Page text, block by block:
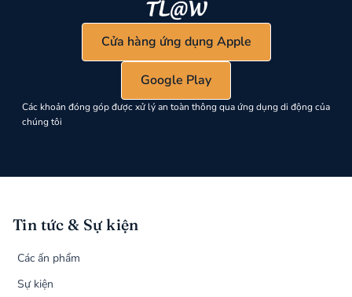
Cửa hàng ứng dụng Apple
Google Play
Các khoản đóng góp được xử lý an toàn thông qua ứng dụng di động của
chúng tôi
Tin tức & Sự kiện
Các ấn phẩm
Sự kiện